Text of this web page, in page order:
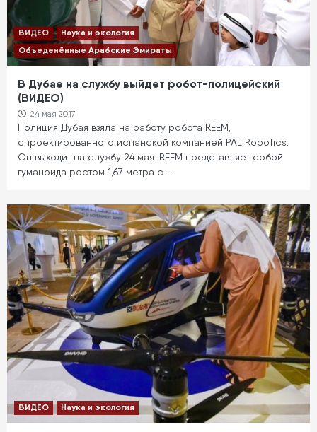
ВИДЕО
Наука и экология
Объеденённые Арабские Эмираты
В Дубае на службу выйдет робот-полицейский
(ВИДЕО)
24 мая 2017
Полиция Дубая взяла на работу робота REEM,
спроектированного испанской компанией PAL Robotics.
Он выходит на службу 24 мая. REEM представляет собой
гуманоида ростом 1,67 метра с …
ВИДЕО Наука и экология